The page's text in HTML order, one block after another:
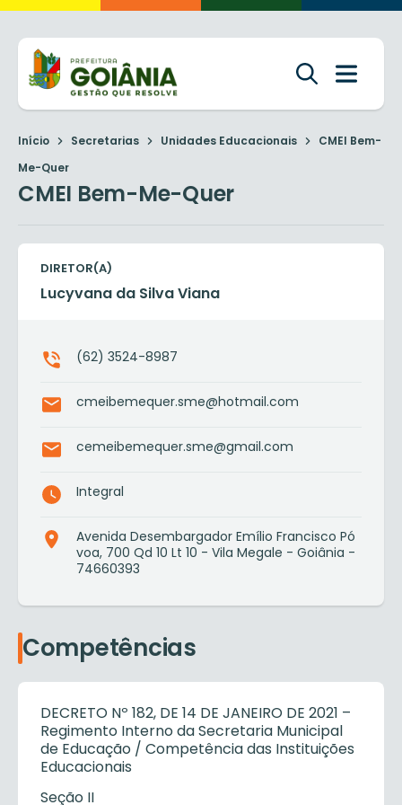
Início Secretarias Unidades Educacionais
CMEI Bem-
Me-Quer
CMEI Bem-Me-Quer
DIRETOR(A)
Lucyvana da Silva Viana
(62) 3524-8987
cmeibemequer.sme@hotmail.com
cemeibemequer.sme@gmail.com
Integral
Avenida Desembargador Emílio Francisco Pó
voa, 700 Qd 10 Lt 10 - Vila Megale - Goiânia -
74660393
Competências
DECRETO Nº 182, DE 14 DE JANEIRO DE 2021 –
Regimento Interno da Secretaria Municipal
de Educação / Competência das Instituições
Educacionais
Seção II